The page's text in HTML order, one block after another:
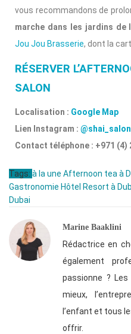
vous recommandons de
marche dans les jardins de
Jou Jou Brasserie, dont la
RÉSERVER
SALON
Localisation : Google Map
Lien Instagram : @shai_salon
Contact téléphone : +971 (4)
Tags: à la une Afternoon tea à
Gastronomie Hôtel Resort à
Dubai
Marine Baaklini
Rédactrice en
également
passionne ?
mieux,
l’enfant et tous
offrir.